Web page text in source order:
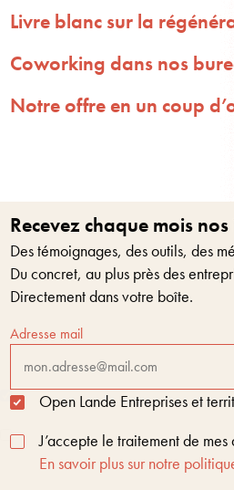
Livre blanc sur la
Coworking dans nos
Notre offre en un coup
Recevez chaque mois
Des témoignages, des outils, des
Du concret, au plus près des
Directement dans votre boîte.
Adresse mail
Open Lande Entreprises et
J’accepte le traitement de
En savoir plus sur notre